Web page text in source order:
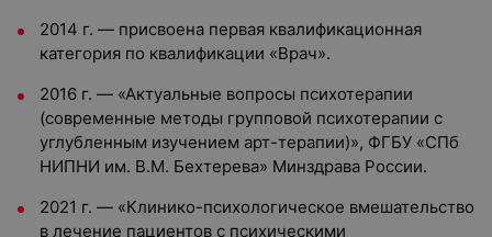
2014 г. — присвоена первая квалификационная
категория по квалификации «Врач».
2016 г. — «Актуальные вопросы психотерапии
(современные методы групповой психотерапии с
углубленным изучением арт-терапии)», ФГБУ «СПб
НИПНИ им. В.М. Бехтерева» Минздрава России.
2021 г. — «Клинико-психологическое вмешательство
в лечение пациентов с психическими